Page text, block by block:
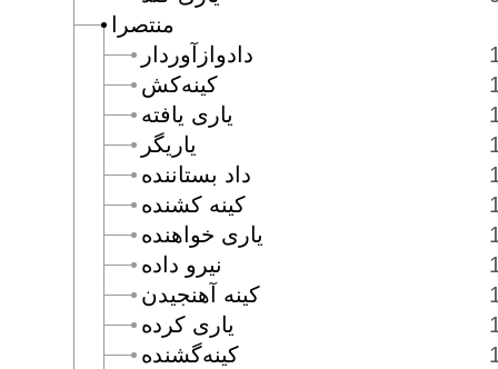
منتصرا
دادوازآوردار
كينه‌كش
يارى يافته
ياريگر
داد بستاننده
كينه كشنده
يارى خواهنده
نيرو داده
كينه آهنجيدن
يارى كرده
كينه‌گشنده